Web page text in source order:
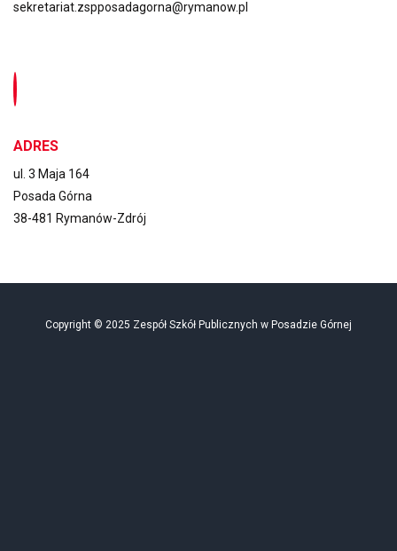
sekretariat.zspposadagorna@rymanow.pl
ADRES
ul. 3 Maja 164
Posada Górna
38-481 Rymanów-Zdrój
Copyright © 2025 Zespół Szkół Publicznych w Posadzie Górnej